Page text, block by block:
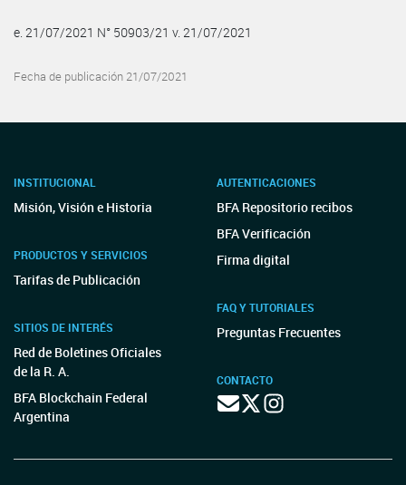
e. 21/07/2021 N° 50903/21 v. 21/07/2021
Fecha de publicación 21/07/2021
INSTITUCIONAL
Misión, Visión e Historia
PRODUCTOS Y SERVICIOS
Tarifas de Publicación
SITIOS DE INTERÉS
Red de Boletines Oficiales
de la R. A.
BFA Blockchain Federal
Argentina
AUTENTICACIONES
BFA Repositorio recibos
BFA Verificación
Firma digital
FAQ Y TUTORIALES
Preguntas Frecuentes
CONTACTO